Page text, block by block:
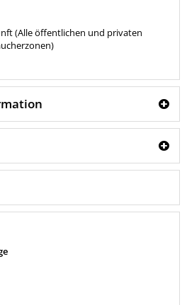
(Alle öffentlichen und privaten